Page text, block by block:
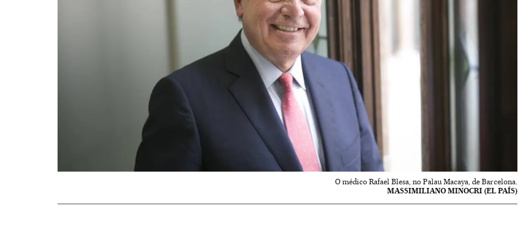
O médico Rafael Blesa, no Palau Macaya, de Barcelona.
MASSIMILIANO MINOCRI (EL PAÍS)